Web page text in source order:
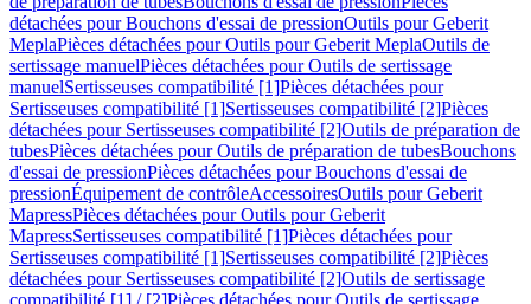
détachées pour Bouchons d'essai de pressionOutils pour Geberit
MeplaPièces détachées pour Outils pour Geberit MeplaOutils de
sertissage manuelPièces détachées pour Outils de sertissage
manuelSertisseuses compatibilité [1]Pièces détachées pour
Sertisseuses compatibilité [1]Sertisseuses compatibilité [2]Pièces
détachées pour Sertisseuses compatibilité [2]Outils de préparation de
tubesPièces détachées pour Outils de préparation de tubesBouchons
d'essai de pressionPièces détachées pour Bouchons d'essai de
pressionÉquipement de contrôleAccessoiresOutils pour Geberit
MapressPièces détachées pour Outils pour Geberit
MapressSertisseuses compatibilité [1]Pièces détachées pour
Sertisseuses compatibilité [1]Sertisseuses compatibilité [2]Pièces
détachées pour Sertisseuses compatibilité [2]Outils de sertissage
compatibilité [1] / [2]Pièces détachées pour Outils de sertissage